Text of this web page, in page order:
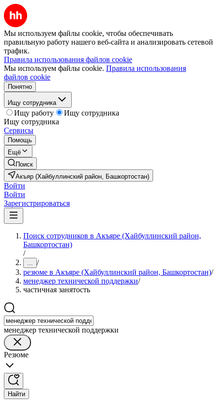
Мы используем файлы cookie, чтобы обеспечивать
правильную работу нашего веб-сайта и анализировать сетевой
трафик.
Правила использования файлов cookie
Мы используем файлы cookie. Правила использования
файлов cookie
Понятно
Ищу сотрудника
Ищу работу
Ищу сотрудника
Ищу сотрудника
Сервисы
Помощь
Ещё
Поиск
Акъяр (Хайбуллинский район, Башкортостан)
Войти
Войти
Зарегистрироваться
Поиск сотрудников в Акъяре (Хайбуллинский район,
Башкортостан)
/
... /
резюме в Акъяре (Хайбуллинский район, Башкортостан)/
менеджер технической поддержки/
частичная занятость
менеджер технической поддержки
Резюме
Найти